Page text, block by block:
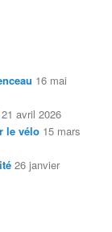
16 mai
21 avril 2026
le vélo 15 mars
26 janvier